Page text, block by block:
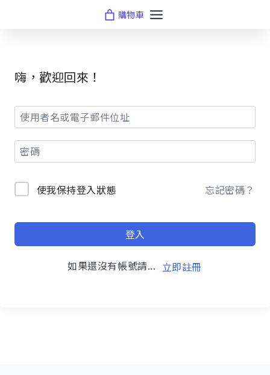
購物車
嗨，歡迎回來！
使我保持登入狀態 忘記密碼？
登入
如果還沒有帳號請... 立即註冊